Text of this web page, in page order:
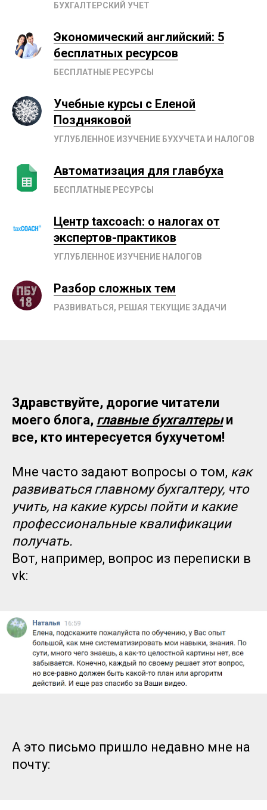
БУХГАЛТЕРСКИЙ УЧЕТ
Экономический английский: 5
бесплатных ресурсов
БЕСПЛАТНЫЕ РЕСУРСЫ
Учебные курсы с Еленой
Поздняковой
УГЛУБЛЕННОЕ ИЗУЧЕНИЕ БУХУЧЕТА И НАЛОГОВ
Автоматизация для главбуха
БЕСПЛАТНЫЕ РЕСУРСЫ
Центр taxcoach: о налогах от
экспертов-практиков
УГЛУБЛЕННОЕ ИЗУЧЕНИЕ НАЛОГОВ
Разбор сложных тем
РАЗВИВАТЬСЯ, РЕШАЯ ТЕКУЩИЕ ЗАДАЧИ
Здравствуйте, дорогие читатели
моего блога, главные бухгалтерыи
все, кто интересуется бухучетом!
Мне часто задают вопросы о том, как
развиваться главному бухгалтеру, что
учить, на какие курсы пойти и какие
профессиональные квалификации
получать.
Вот, например, вопрос из переписки в
vk:
А это письмо пришло недавно мне на
почту: